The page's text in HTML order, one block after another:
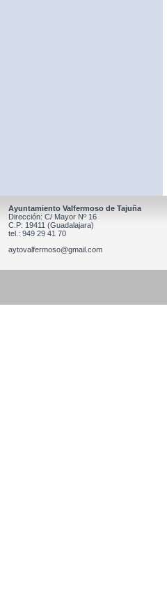
Ayuntamiento Valfermoso de Tajuña
Dirección: C/ Mayor Nº 16
C.P: 19411 (Guadalajara)
tel.: 949 29 41 70
aytovalfermoso@gmail.com